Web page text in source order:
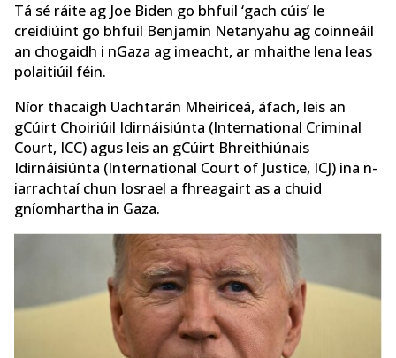
Tá sé ráite ag Joe Biden go bhfuil ‘gach cúis’ le
creidiúint go bhfuil Benjamin Netanyahu ag coinneáil
an chogaidh i nGaza ag imeacht, ar mhaithe lena leas
polaitiúil féin.
Níor thacaigh Uachtarán Mheiriceá, áfach, leis an
gCúirt Choiriúil Idirnáisiúnta (International Criminal
Court, ICC) agus leis an gCúirt Bhreithiúnais
Idirnáisiúnta (International Court of Justice, ICJ) ina n-
iarrachtaí chun Iosrael a fhreagairt as a chuid
gníomhartha in Gaza.